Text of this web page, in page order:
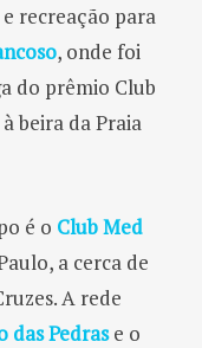
recreação para
, onde foi
do prêmio Club
beira da Praia
é o Club Med
a cerca de
A rede
das Pedrase o